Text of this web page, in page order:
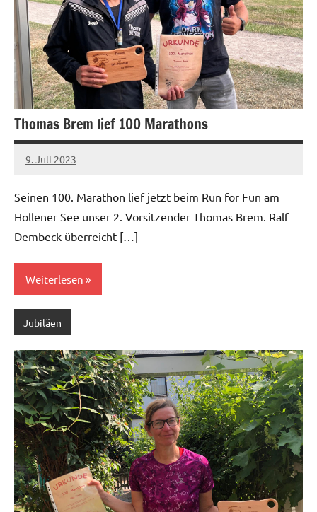
Thomas Brem lief 100 Marathons
9. Juli 2023
admin
Keine
Seinen 100. Marathon lief jetzt beim Run for Fun am
Hollener See unser 2. Vorsitzender Thomas Brem. Ralf
Dembeck überreicht […]
Weiterlesen
Jubiläen